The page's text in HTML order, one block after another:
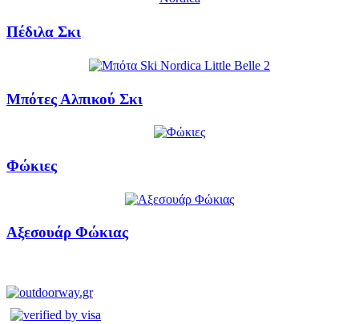
Πέδιλα Σκι
Μπότες Αλπικού Σκι
Φώκιες
Αξεσουάρ Φώκιας